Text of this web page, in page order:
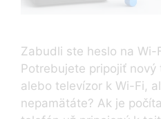
Zabudli ste heslo na Wi-
Potrebujete pripojiť
alebo televízor k Wi-Fi,
nepamätáte? Ak je